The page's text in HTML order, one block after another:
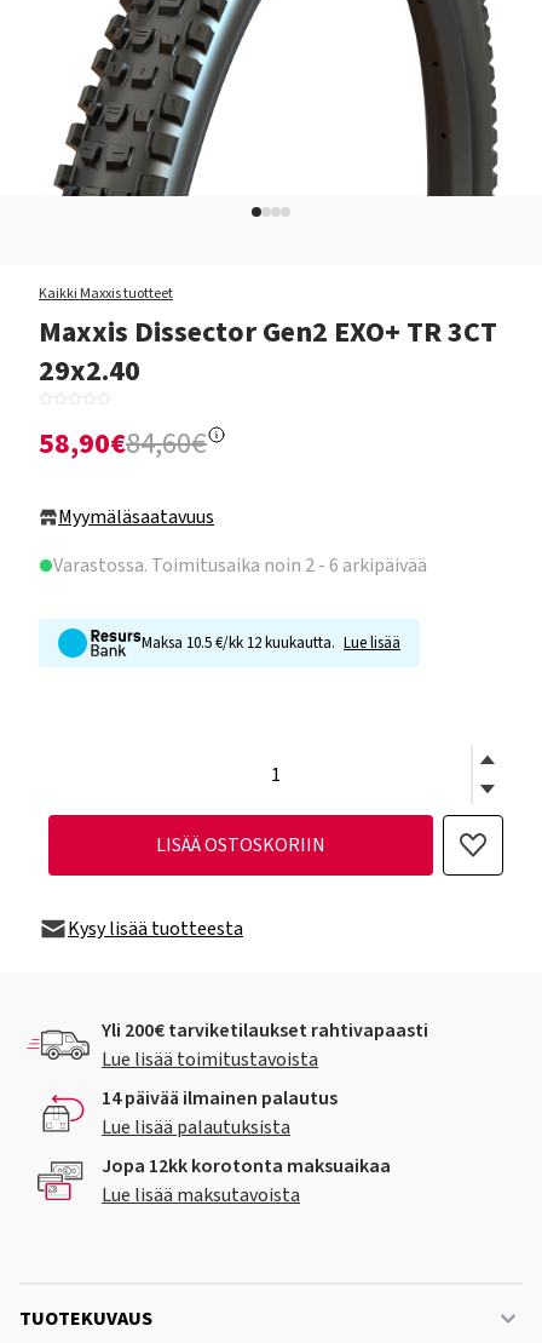
Kaikki Maxxis tuotteet
Maxxis Dissector Gen2 EXO+ TR 3CT
29x2.40
58,90€84,60€
Myymäläsaatavuus
Varastossa. Toimitusaika noin 2 - 6 arkipäivää
Maksa 10.5 €/kk 12 kuukautta. Lue lisää
LISÄÄ OSTOSKORIIN
Kysy lisää tuotteesta
Yli 200€ tarviketilaukset rahtivapaasti
Lue lisää toimitustavoista
14 päivää ilmainen palautus
Lue lisää palautuksista
Jopa 12kk korotonta maksuaikaa
Lue lisää maksutavoista
TUOTEKUVAUS